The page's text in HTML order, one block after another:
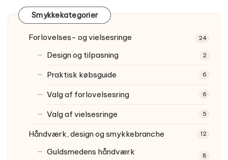
Smykkekategorier
Forlovelses- og vielsesringe 24
Design og tilpasning 2
Praktisk købsguide 6
Valg af forlovelsesring 6
Valg af vielsesringe 5
Håndværk, design og smykkebranche 12
Guldsmedens håndværk 8